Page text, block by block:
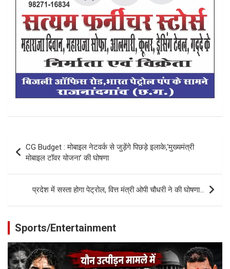
navigation
CG Budget : मोबाइल नेटवर्क से जुड़ेंगे पिछड़े इलाके,‘मुख्यमंत्री
मोबाइल टॉवर योजना’ की घोषणा
प्रदेश में सस्ता होगा पेट्रोल, वित्त मंत्री ओपी चौधरी ने की घोषणा…
Sports/Entertainment